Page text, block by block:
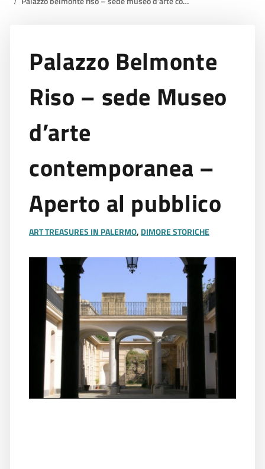
Palazzo Belmonte
Riso – sede Museo
d’arte
contemporanea –
Aperto al pubblico
ART TREASURES IN PALERMO, DIMORE STORICHE